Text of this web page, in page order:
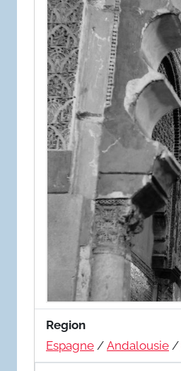
Region
Espagne / Andalousie /